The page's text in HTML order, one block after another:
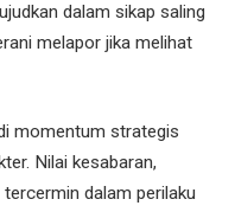
dalam sikap saling
melapor jika melihat
momentum strategis
Nilai kesabaran,
dalam perilaku